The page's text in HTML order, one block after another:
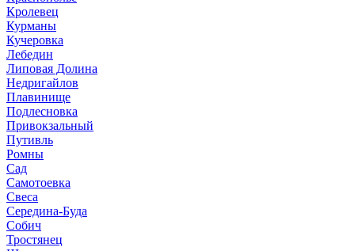
Кролевец
Курманы
Кучеровка
Лебедин
Липовая Долина
Недригайлов
Плавинище
Подлесновка
Привокзальный
Путивль
Ромны
Сад
Самотоевка
Свеса
Середина-Буда
Собич
Тростянец